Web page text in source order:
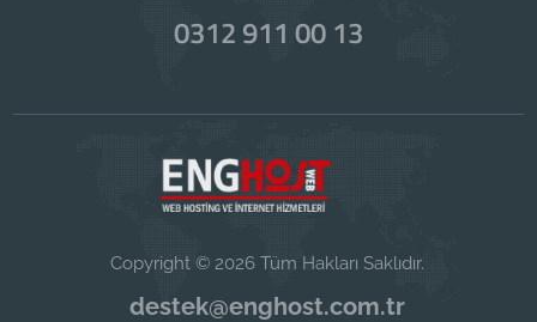
0312 911 00 13
Copyright © 2026 Tüm Hakları Saklıdır.
destek@enghost.com.tr